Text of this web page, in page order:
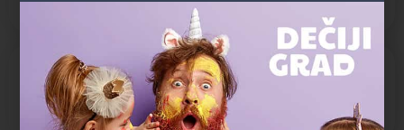
Specifičnosti
Na otvorenom